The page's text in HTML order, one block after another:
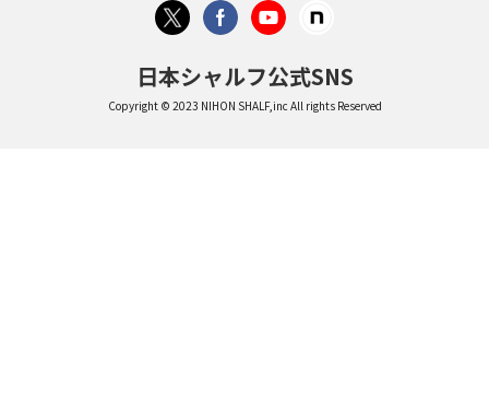
日本シャルフ公式SNS
Copyright © 2023 NIHON SHALF,inc All rights Reserved